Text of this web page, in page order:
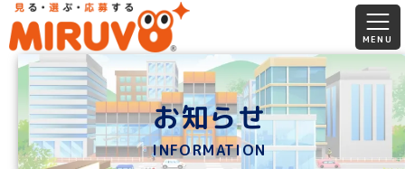
お知らせ
INFORMATION